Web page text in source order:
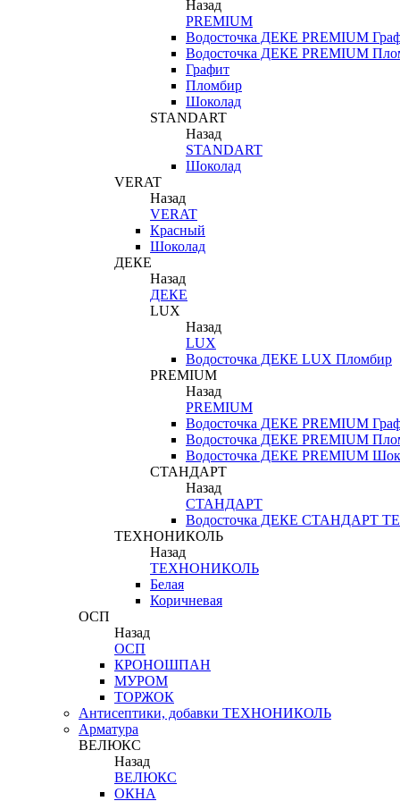
Назад
PREMIUM
Водосточка ДЕКЕ PREMIUM
Водосточка ДЕКЕ PREMIUM
Графит
Пломбир
Шоколад
STANDART
Назад
STANDART
Шоколад
VERAT
Назад
VERAT
Красный
Шоколад
ДЕКЕ
Назад
ДЕКЕ
LUX
Назад
LUX
Водосточка ДЕКЕ LUX Пломбир
PREMIUM
Назад
PREMIUM
Водосточка ДЕКЕ PREMIUM
Водосточка ДЕКЕ PREMIUM
Водосточка ДЕКЕ PREMIUM
СТАНДАРТ
Назад
СТАНДАРТ
Водосточка ДЕКЕ СТАНДАРТ
ТЕХНОНИКОЛЬ
Назад
ТЕХНОНИКОЛЬ
Белая
Коричневая
ОСП
Назад
ОСП
КРОНОШПАН
МУРОМ
ТОРЖОК
Антисептики, добавки ТЕХНОНИКОЛЬ
Арматура
ВЕЛЮКС
Назад
ВЕЛЮКС
ОКНА